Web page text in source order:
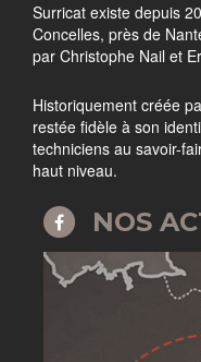
Surricat existe depuis
Concelles, près de
par Christophe Nail et
Historiquement créée
restée fidèle à son
techniciens au savoir-
haut niveau.
NOS